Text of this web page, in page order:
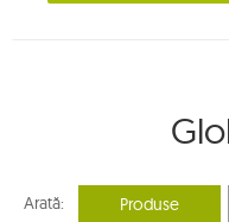
Arată: Produse